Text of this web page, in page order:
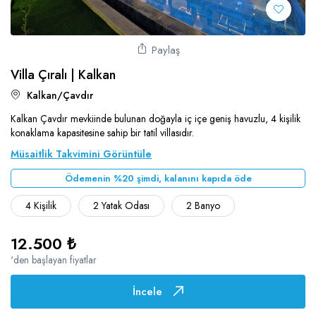
Paylaş
Villa Çıralı | Kalkan
Kalkan/Çavdır
Kalkan Çavdır mevkiinde bulunan doğayla iç içe geniş havuzlu, 4 kişilik
konaklama kapasitesine sahip bir tatil villasıdır.
Müsaitlik Takvimini Görüntüle
Ödemenin %20 şimdi, kalanını kapıda öde
4 Kişilik 2 Yatak Odası 2 Banyo
12.500 ₺
'den başlayan fiyatlar
İncele